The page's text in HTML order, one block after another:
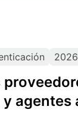
2026
agentes